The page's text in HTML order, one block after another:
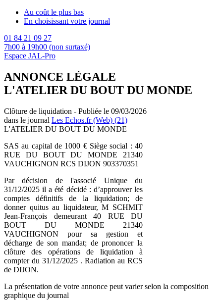
Au coût le plus bas
En choisissant votre journal
01 84 21 09 27
7h00 à 19h00 (non surtaxé)
Espace JAL-Pro
ANNONCE LÉGALE
L'ATELIER DU BOUT DU MONDE
Clôture de liquidation - Publiée le 09/03/2026
dans le journal Les Echos.fr (Web) (21)
L'ATELIER DU BOUT DU MONDE
SAS au capital de 1000 € Siège social : 40
RUE DU BOUT DU MONDE 21340
VAUCHIGNON RCS DIJON 903370351
Par décision de l'associé Unique du
31/12/2025 il a été décidé : d’approuver les
comptes définitifs de la liquidation; de
donner quitus au liquidateur, M SCHMIT
Jean-François demeurant 40 RUE DU
BOUT DU MONDE 21340
VAUCHIGNON pour sa gestion et
décharge de son mandat; de prononcer la
clôture des opérations de liquidation à
compter du 31/12/2025 . Radiation au RCS
de DIJON.
La présentation de votre annonce peut varier selon la composition
graphique du journal